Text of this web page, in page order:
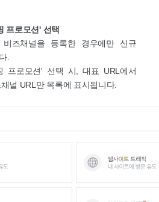
프로모션' 선택
즈채널을 등록한 경우에만 신규
.
프로모션' 선택 시, 대표 URL에서
널 URL만 목록에 표시됩니다.